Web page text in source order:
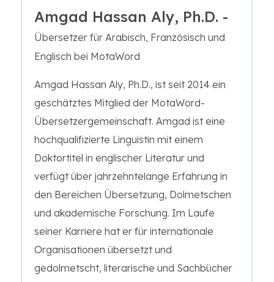
Amgad Hassan Aly, Ph.D. -
Übersetzer für Arabisch, Französisch und
Englisch bei MotaWord
Amgad Hassan Aly, Ph.D., ist seit 2014 ein
geschätztes Mitglied der MotaWord-
Übersetzergemeinschaft. Amgad ist eine
hochqualifizierte Linguistin mit einem
Doktortitel in englischer Literatur und
verfügt über jahrzehntelange Erfahrung in
den Bereichen Übersetzung, Dolmetschen
und akademische Forschung. Im Laufe
seiner Karriere hat er für internationale
Organisationen übersetzt und
gedolmetscht, literarische und Sachbücher